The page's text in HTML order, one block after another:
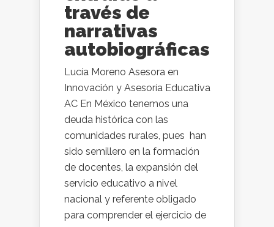
través de
narrativas
autobiográficas
Lucía Moreno Asesora en
Innovación y Asesoría Educativa
AC En México tenemos una
deuda histórica con las
comunidades rurales, pues han
sido semillero en la formación
de docentes, la expansión del
servicio educativo a nivel
nacional y referente obligado
para comprender el ejercicio de